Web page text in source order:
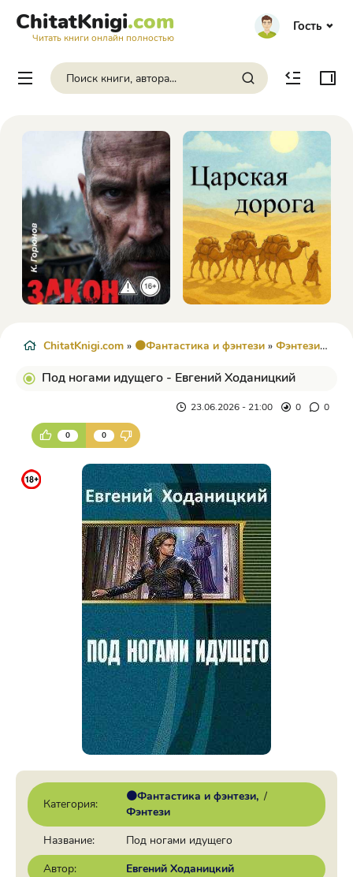
ChitatKnigi.com
Читать книги онлайн полностью
Гость
ChitatKnigi.com » 🟠Фантастика и фэнтези » Фэнтези» Под
Под ногами идущего - Евгений Ходаницкий
23.06.2026 - 21:00 0 0
0 0
Категория:
🟠Фантастика и фэнтези /
Фэнтези
Название:
Под ногами идущего
Автор:
Евгений Ходаницкий